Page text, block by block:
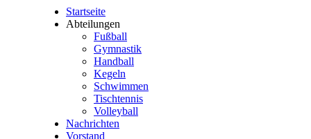
Startseite
Abteilungen
Fußball
Gymnastik
Handball
Kegeln
Schwimmen
Tischtennis
Volleyball
Nachrichten
Vorstand